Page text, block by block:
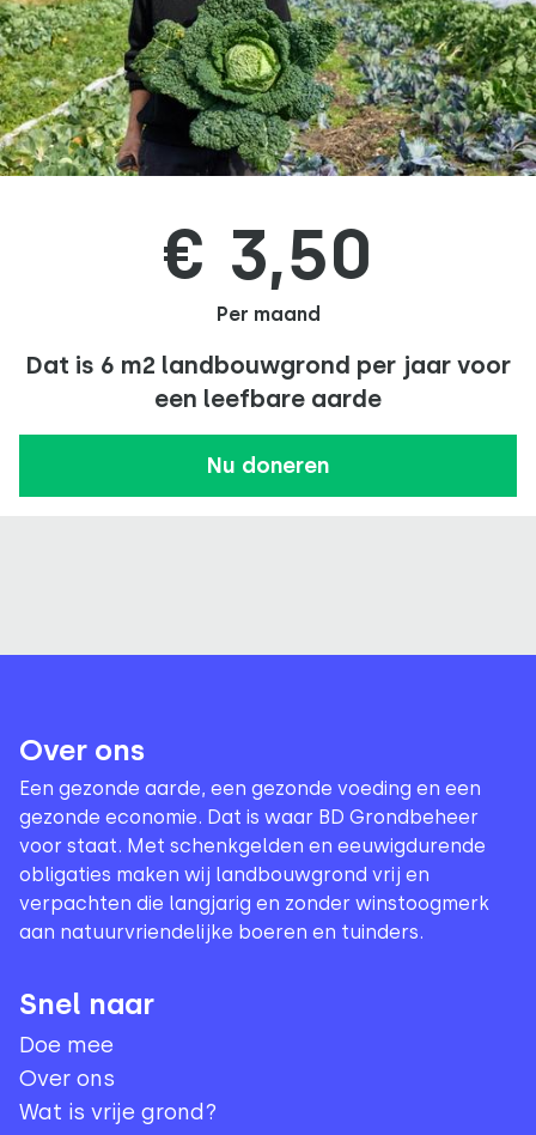
€ 3,50
Per maand
Dat is 6 m2 landbouwgrond per jaar voor
een leefbare aarde
Nu doneren
Over ons
Een gezonde aarde, een gezonde voeding en een
gezonde economie. Dat is waar BD Grondbeheer
voor staat. Met schenkgelden en eeuwigdurende
obligaties maken wij landbouwgrond vrij en
verpachten die langjarig en zonder winstoogmerk
aan natuurvriendelijke boeren en tuinders.
Snel naar
Doe mee
Over ons
Wat is vrije grond?